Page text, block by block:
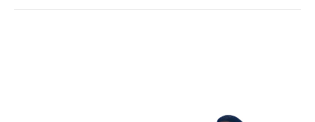
chén, dĩa... từ mo cau đã được thị trường trong nước